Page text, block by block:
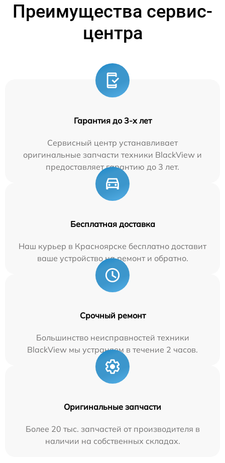
Преимущества сервис-
центра
Гарантия до 3-х лет
Сервисный центр устанавливает
оригинальные запчасти техники BlackView и
предоставляет гарантию до 3 лет.
Бесплатная доставка
Наш курьер в Красноярске бесплатно доставит
ваше устройство на ремонт и обратно.
Срочный ремонт
Большинство неисправностей техники
BlackView мы устраняем в течение 2 часов.
Оригинальные запчасти
Более 20 тыс. запчастей от производителя в
наличии на собственных складах.